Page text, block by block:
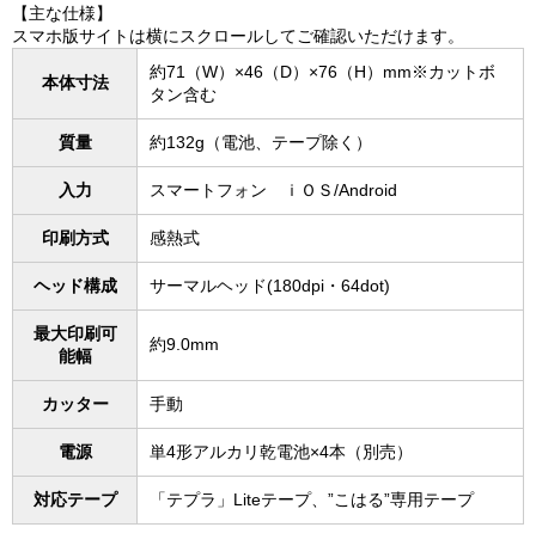
【主な仕様】
スマホ版サイトは横にスクロールしてご確認いただけます。
本体寸法
約71（W）×46（D）×76（H）mm※カットボ
タン含む
質量 約132g（電池、テープ除く）
入力 スマートフォン ｉＯＳ/Android
印刷方式 感熱式
ヘッド構成 サーマルヘッド(180dpi・64dot)
最大印刷可
能幅
約9.0mm
カッター 手動
電源 単4形アルカリ乾電池×4本（別売）
対応テープ 「テプラ」Liteテープ、”こはる”専用テープ